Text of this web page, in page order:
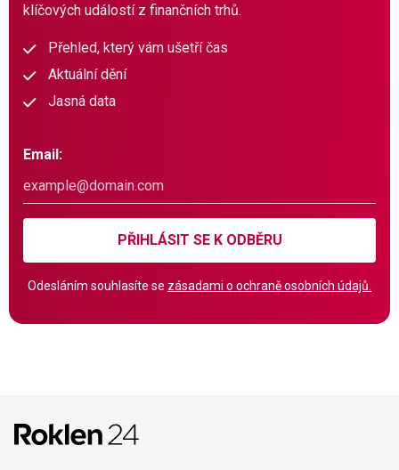
klíčových událostí z finančních trhů.
Přehled, který vám ušetří čas
Aktuální dění
Jasná data
Email:
PŘIHLÁSIT SE K ODBĚRU
Odesláním souhlasíte se zásadami o ochraně osobních údajů.